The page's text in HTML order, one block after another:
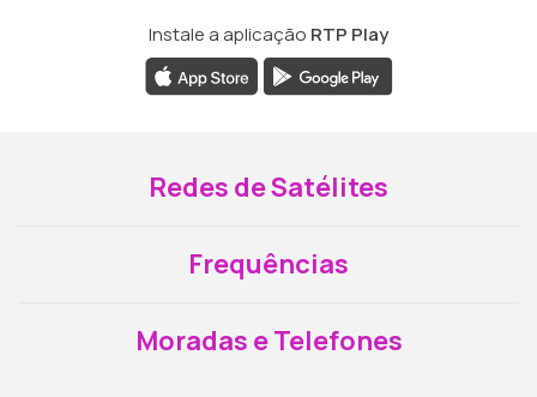
Instale a aplicação RTP Play
Redes de Satélites
Frequências
Moradas e Telefones